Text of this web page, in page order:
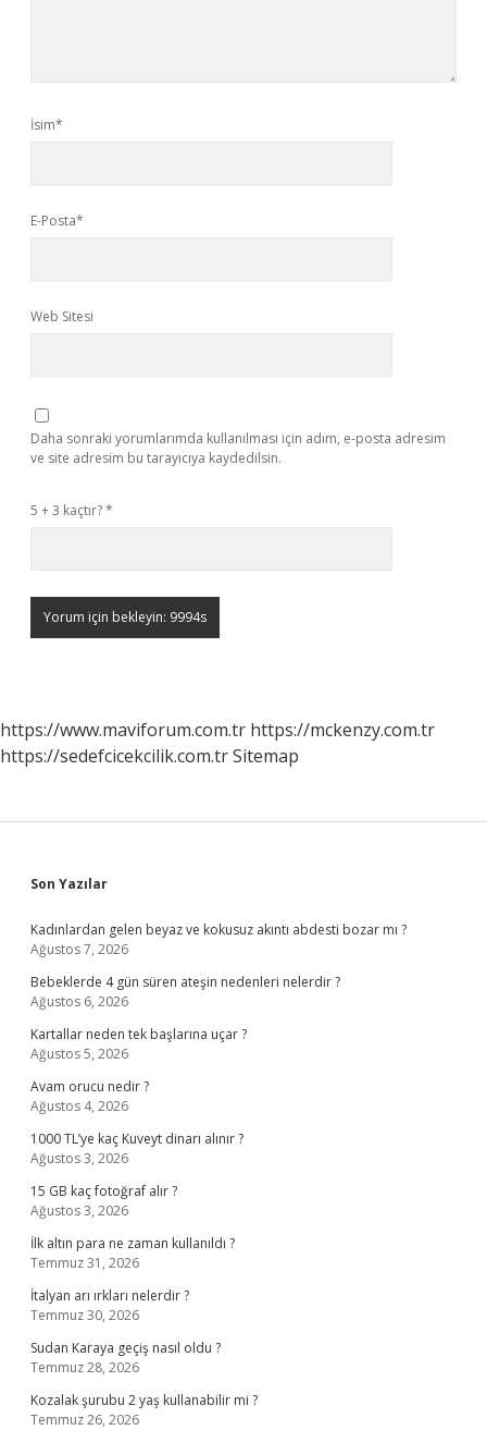
İsim*
E-Posta*
Web Sitesi
Daha sonraki yorumlarımda kullanılması için adım, e-posta adresim
ve site adresim bu tarayıcıya kaydedilsin.
5 + 3 kaçtır?*
https://www.maviforum.com.tr https://mckenzy.com.tr
https://sedefcicekcilik.com.trSitemap
Sidebar
Son Yazılar
Kadınlardan gelen beyaz ve kokusuz akıntı abdesti bozar mı ?
Ağustos 7, 2026
Bebeklerde 4 gün süren ateşin nedenleri nelerdir ?
Ağustos 6, 2026
Kartallar neden tek başlarına uçar ?
Ağustos 5, 2026
Avam orucu nedir ?
Ağustos 4, 2026
1000 TL’ye kaç Kuveyt dinarı alınır ?
Ağustos 3, 2026
15 GB kaç fotoğraf alır ?
Ağustos 3, 2026
İlk altın para ne zaman kullanıldı ?
Temmuz 31, 2026
İtalyan arı ırkları nelerdir ?
Temmuz 30, 2026
Sudan Karaya geçiş nasıl oldu ?
Temmuz 28, 2026
Kozalak şurubu 2 yaş kullanabilir mi ?
Temmuz 26, 2026